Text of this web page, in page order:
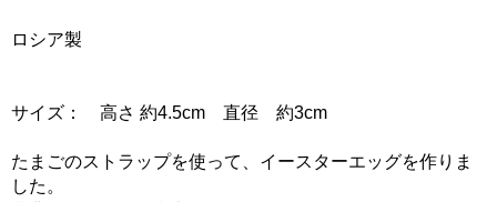
ロシア製
サイズ： 高さ 約4.5cm 直径 約3cm
たまごのストラップを使って、イースターエッグを作りま
した。